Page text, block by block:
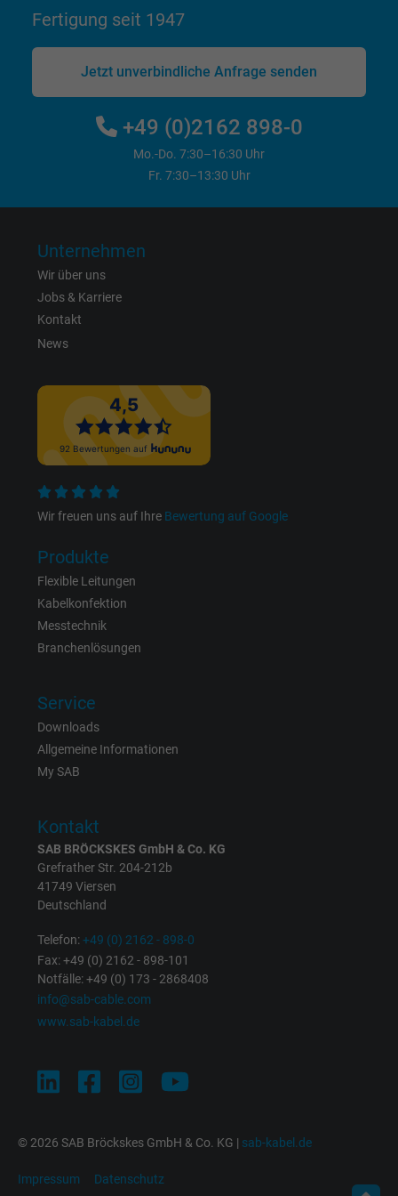
Laufzeit 1 Minute
Zweck
Cookie von Google für Website-Analysen.
Erzeugt statistische Daten darüber, wie der
Besucher die Website nutzt.
IDE, Google DoubleClick
Anbieter Google LLC
Laufzeit 1 Jahr
Zweck
Name test_cookie, Google DoubleClick
Anbieter Google LLC
Zweck
Enthält eine zufällig generierte Benutzer-ID.
domänenübergreifend erkennen und
bkdwCNfVtWgQ67qT8AM,49021628980,
Anbieter
Laufzeit
Name
Anbieter Google Ads Conversion Tracking, Google LLC
Laufzeit Persistent
Zweck Dies ist ein Conversion Tracking-Service.
Anbieter Google LLC
Zweck
eines wiederkehrenden Benutzers
Fertigung seit 1947
Jetzt unverbindliche Anfrage senden
+49 (0)2162 898-0
Mo.-Do. 7:30–16:30 Uhr
Fr. 7:30–13:30 Uhr
Unternehmen
Wir über uns
Jobs & Karriere
Kontakt
News
Wir freuen uns auf Ihre Bewertung auf Google
Produkte
Flexible Leitungen
Kabelkonfektion
Messtechnik
Branchenlösungen
Service
Downloads
Allgemeine Informationen
My SAB
Kontakt
SAB BRÖCKSKES GmbH & Co. KG
Grefrather Str. 204-212b
41749 Viersen
Deutschland
Telefon:+49 (0) 2162 - 898-0
Fax: +49 (0) 2162 - 898-101
Notfälle: +49 (0) 173 - 2868408
info@sab-cable.com
www.sab-kabel.de
© 2026 SAB Bröckskes GmbH & Co. KG | sab-kabel.de
Impressum Datenschutz